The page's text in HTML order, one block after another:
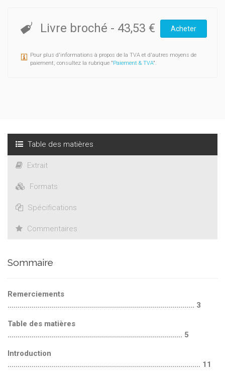
Livre broché - 43,53 € Acheter
Pour plus d'informations à propos de la TVA et d'autres moyens de
paiement, consultez la rubrique "Paiement & TVA".
Table des matières
Extrait
Formats
Spécifications
Commentaires
Sommaire
Remerciements
............................................................................................. 3
Table des matières
....................................................................................... 5
Introduction
................................................................................................ 11